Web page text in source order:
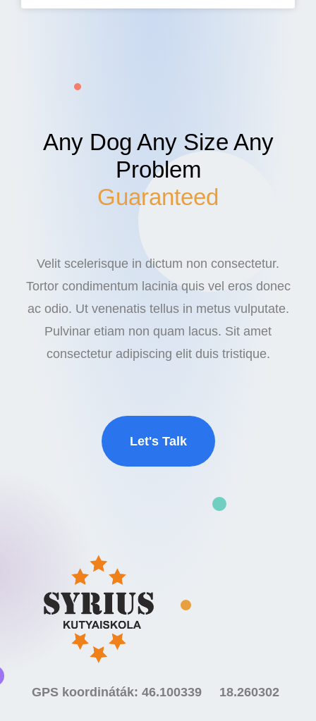
Any Dog Any Size Any
Problem
Guaranteed
Velit scelerisque in dictum non consectetur.
Tortor condimentum lacinia quis vel eros donec
ac odio. Ut venenatis tellus in metus vulputate.
Pulvinar etiam non quam lacus. Sit amet
consectetur adipiscing elit duis tristique.
Let's Talk
GPS koordináták: 46.100339 18.260302